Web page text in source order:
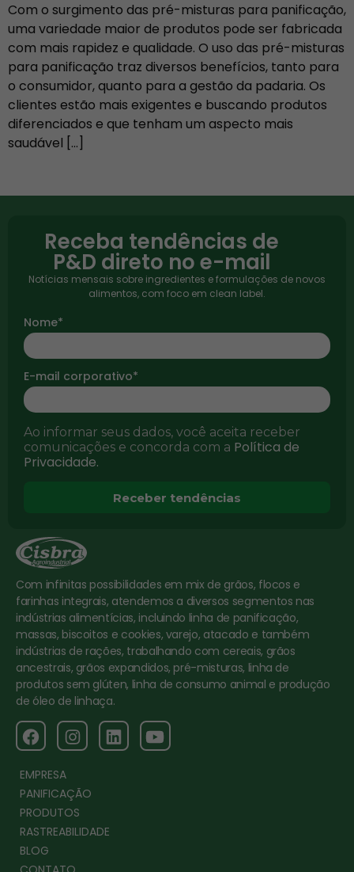
Com o surgimento das pré-misturas para panificação,
uma variedade maior de produtos pode ser fabricada
com mais rapidez e qualidade. O uso das pré-misturas
para panificação traz diversos benefícios, tanto para
o consumidor, quanto para a gestão da padaria. Os
clientes estão mais exigentes e buscando produtos
diferenciados e que tenham um aspecto mais
saudável […]
Receba tendências de
P&D direto no e-mail
Notícias mensais sobre ingredientes e formulações de novos
alimentos, com foco em clean label.
Nome*
E-mail corporativo*
Ao informar seus dados, você aceita receber
comunicações e concorda com a Política de
Privacidade.
Receber tendências
Com infinitas possibilidades em mix de grãos, flocos e
farinhas integrais, atendemos a diversos segmentos nas
indústrias alimentícias, incluindo linha de panificação,
massas, biscoitos e cookies, varejo, atacado e também
indústrias de rações, trabalhando com cereais, grãos
ancestrais, grãos expandidos, pré-misturas, linha de
produtos sem glúten, linha de consumo animal e produção
de óleo de linhaça.
EMPRESA
PANIFICAÇÃO
PRODUTOS
RASTREABILIDADE
BLOG